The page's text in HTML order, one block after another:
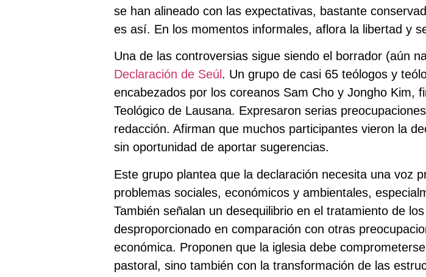
se han alineado con las expectativas, bastante
es así. En los momentos informales, aflora la libertad y
Una de las controversias sigue siendo el borrador (aún
Declaración de Seúl . Un grupo de casi 65 teólogos y
encabezados por los coreanos Sam Cho y Jongho Kim,
Teológico de Lausana. Expresaron serias
redacción. Afirman que muchos participantes vieron la
sin oportunidad de aportar sugerencias.
Este grupo plantea que la declaración necesita una voz
problemas sociales, económicos y ambientales,
También señalan un desequilibrio en el tratamiento de
desproporcionado en comparación con otras
económica. Proponen que la iglesia debe
pastoral, sino también con la transformación de las